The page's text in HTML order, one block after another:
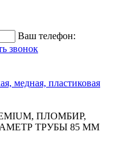
Ваш телефон:
звонок
медная, пластиковая
ПЛОМБИР,
ТРУБЫ 85 ММ